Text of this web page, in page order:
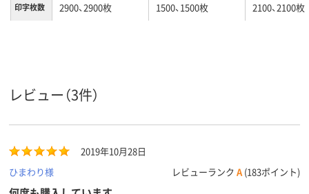
印字枚数 2900、2900枚 1500、1500枚 2100、2100枚
レビュー（3件）
2019年10月28日
ひまわり様
レビューランク A (183ポイント)